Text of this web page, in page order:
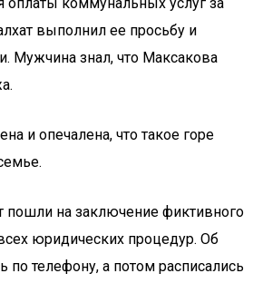
выполнил ее просьбу и
Мужчина знал, что Максакова
и опечалена, что такое горе
на заключение фиктивного
юридических процедур. Об
по телефону, а потом расписались